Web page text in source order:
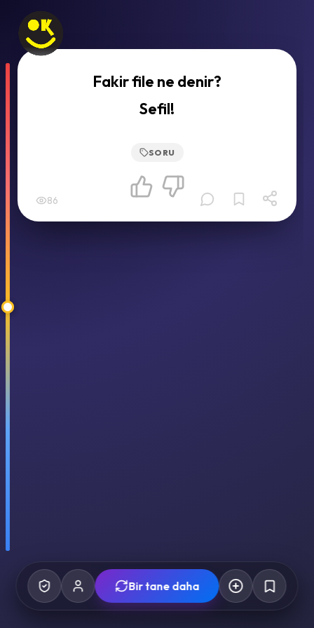
Fakir file ne denir?
Sefil!
SORU
86
Bir tane daha